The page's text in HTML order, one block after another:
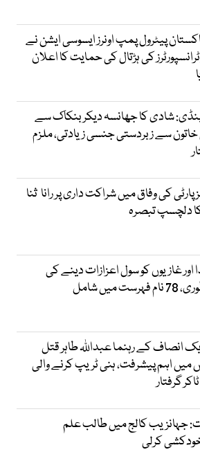
پیٹرول پمپ اونرز ایسوسی ایشن نے
کی ہڑتال کی حمایت کا اعلان
شادی کا جھانسہ دیکر بنکاک سے
خاتون سے زبردستی جنسی زیادتی، ملزم
پارٹی کی وفاق میں شراکت داری پر رانا ثنا
کا دلچسپ تبصرہ
اور غازیوں کو سول اعزازات دینے کی
میں شامل
انصاف کے رہنما عبداللہ طاہر قتل
اہم پیشرفت، ہنی ٹریپ کرنے والی
گرفتار
جہانزیب کالج میں طالب علم
کرلی